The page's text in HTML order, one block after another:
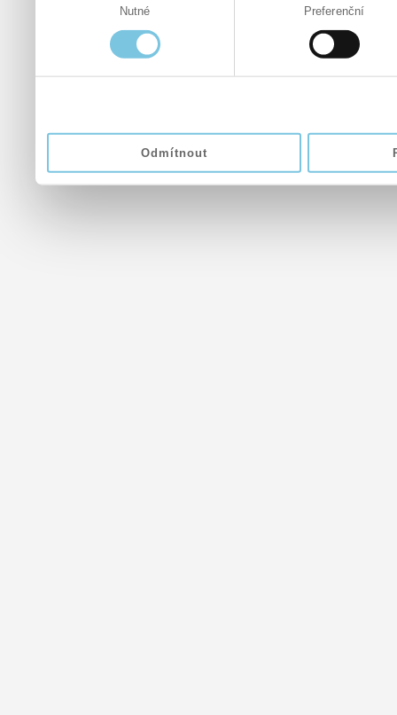
které získali v důsledku
Nutné Preferenční
Odmítnout